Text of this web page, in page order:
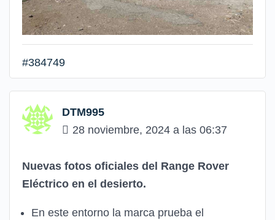
#384749
DTM995
28 noviembre, 2024 a las 06:37
Nuevas fotos oficiales del Range Rover
Eléctrico en el desierto.
En este entorno la marca prueba el